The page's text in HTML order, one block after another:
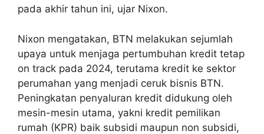
pada akhir tahun ini, ujar Nixon.
Nixon mengatakan, BTN melakukan sejumlah
upaya untuk menjaga pertumbuhan kredit tetap
on track pada 2024, terutama kredit ke sektor
perumahan yang menjadi ceruk bisnis BTN.
Peningkatan penyaluran kredit didukung oleh
mesin-mesin utama, yakni kredit pemilikan
rumah (KPR) baik subsidi maupun non subsidi,